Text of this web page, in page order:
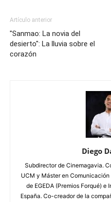
Artículo anterior
"Sanmao: La novia del
desierto": La lluvia sobre el
corazón
Diego
Subdirector de Cinemagavia.
UCM y Máster en Comunicación
de EGEDA (Premios Forqué)
España. Co-creador de la